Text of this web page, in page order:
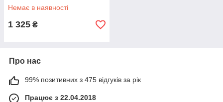
Немає в наявності
1 325 ₴
Про нас
99% позитивних з 475 відгуків за рік
Працює з 22.04.2018